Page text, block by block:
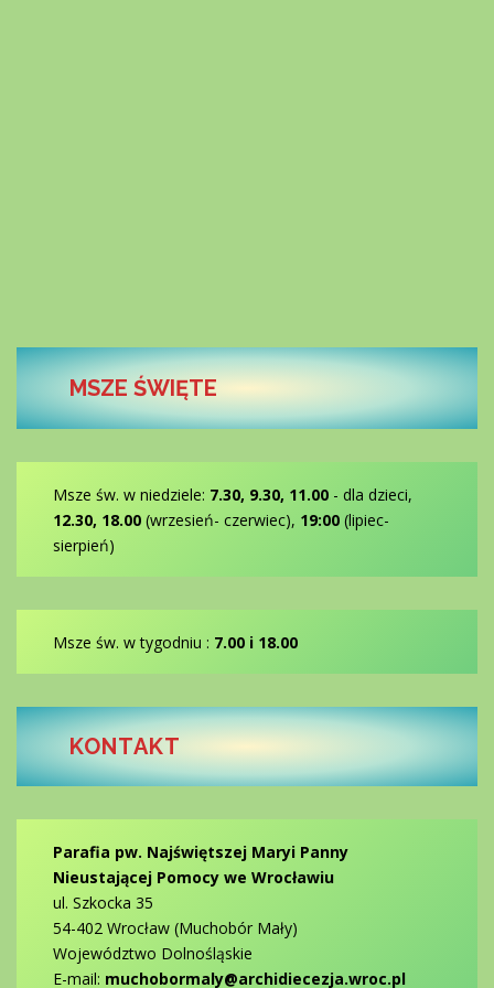
MSZE ŚWIĘTE
Msze św. w niedziele: 7.30, 9.30, 11.00 - dla dzieci,
12.30, 18.00 (wrzesień- czerwiec), 19:00(lipiec-
sierpień)
Msze św. w tygodniu : 7.00 i 18.00
KONTAKT
Parafia pw. Najświętszej Maryi Panny
Nieustającej Pomocy we Wrocławiu
ul. Szkocka 35
54-402 Wrocław (Muchobór Mały)
Województwo Dolnośląskie
E-mail: muchobormaly@archidiecezja.wroc.pl